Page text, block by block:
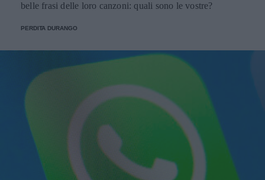
belle frasi delle loro canzoni: quali sono le vostre?
PERDITA DURANGO